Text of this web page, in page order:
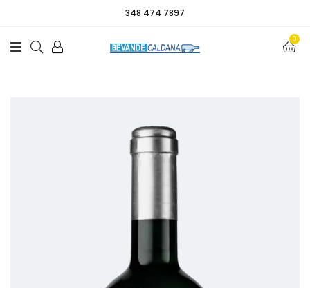
348 474 7897
0